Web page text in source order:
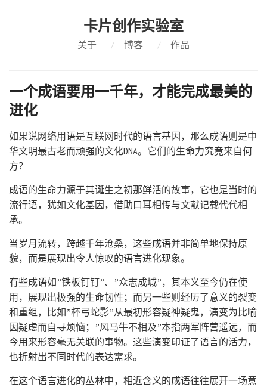
卡片创作实验室
关于 / 博客 / 作品
一个成语要用一千年，才能完成最美的
进化
如果说网络用语是互联网时代的语言基因，那么成语则是中
华文明最古老而顽强的文化DNA。它们的生命力究竟来自何
方？
成语的生命力源于其诞生之初那鲜活的故事，它也是当时的
流行语，犹如文化基因，借助口耳相传与文献记载代代相
承。
当岁月流转，跨越千年沧桑，这些成语并非简单地保持原
貌，而是展现出令人惊叹的语言进化现象。
有些成语如”铁板钉钉”、”众志成城”，其本义至今仍在使
用，展现出极强的生命韧性；而另一些则经历了意义的裂变
和重组，比如”杯弓蛇影”从最初形容疑神疑鬼，演变为比喻
因疑虑而自寻烦恼；”风马牛不相及”本指两军阵营遥远，而
今用来形容毫无关联的事物。这些演变印证了语言的活力，
也折射出不同时代的表达需求。
在这个语言进化的丛林中，相近含义的成语往往展开一场意